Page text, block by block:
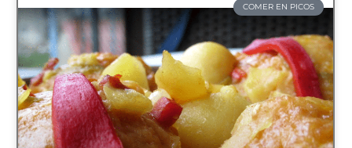
COMER EN PICOS